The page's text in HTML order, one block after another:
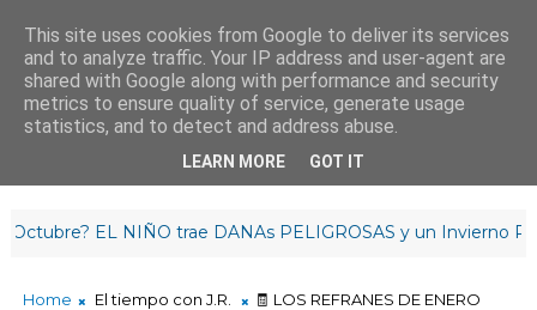
¡Buenas tardes!
21: 15 :42
EL NIÑO trae DANAs PELIGROSAS y un Invierno
Home El tiempo con J.R. 🧾 LOS REFRANES DE ENERO
This site uses cookies from Google to deliver its services
and to analyze traffic. Your IP address and user-agent are
shared with Google along with performance and security
metrics to ensure quality of service, generate usage
statistics, and to detect and address abuse.
LEARN MORE GOT IT